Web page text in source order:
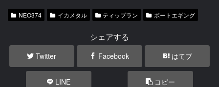
NEO374 イカメタル ティップラン ボートエギング
シェアする
Twitter Facebook はてブ
LINE コピー